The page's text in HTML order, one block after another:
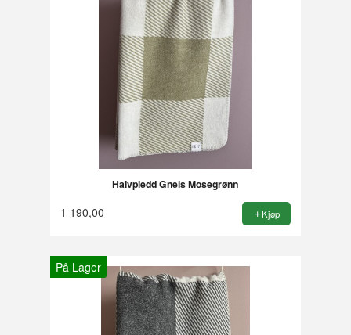
Halvpledd Gneis Mosegrønn
1 190,00 Kjøp
På Lager